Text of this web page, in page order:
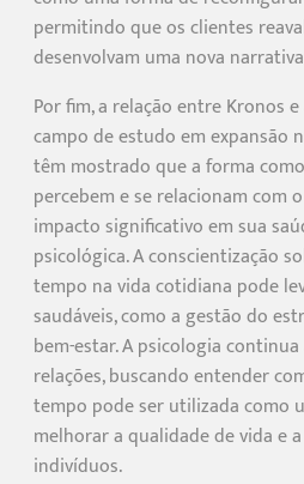
permitindo que os clientes
desenvolvam uma nova
Por fim, a relação entre Kronos
campo de estudo em expansão
têm mostrado que a forma
percebem e se relacionam com
impacto significativo em sua
psicológica. A conscientização
tempo na vida cotidiana pode
saudáveis, como a gestão do
bem-estar. A psicologia
relações, buscando entender
tempo pode ser utilizada como
melhorar a qualidade de vida e
indivíduos.